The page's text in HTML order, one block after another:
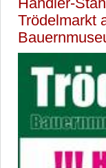
Trödelmarkt